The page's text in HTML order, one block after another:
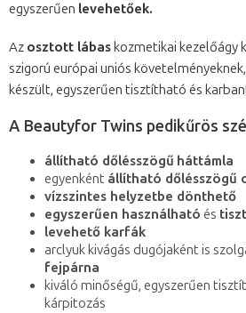
egyszerűen levehetőek.
Az osztott lábas kozmetikai kezelőágy
szigorú európai uniós követelményeknek,
készült, egyszerűen tisztítható és
A Beautyfor Twins pedikűrös
állítható dőlésszögű háttámla
egyenként állítható dőlésszögű
vízszintes helyzetbe dönthető
egyszerűen használható és
levehető karfák
arclyuk kivágás dugójaként is
fejpárna
kiváló minőségű, egyszerűen
kárpitozás